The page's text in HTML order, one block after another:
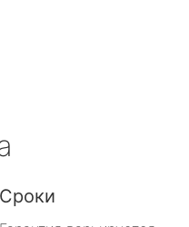
Сроки